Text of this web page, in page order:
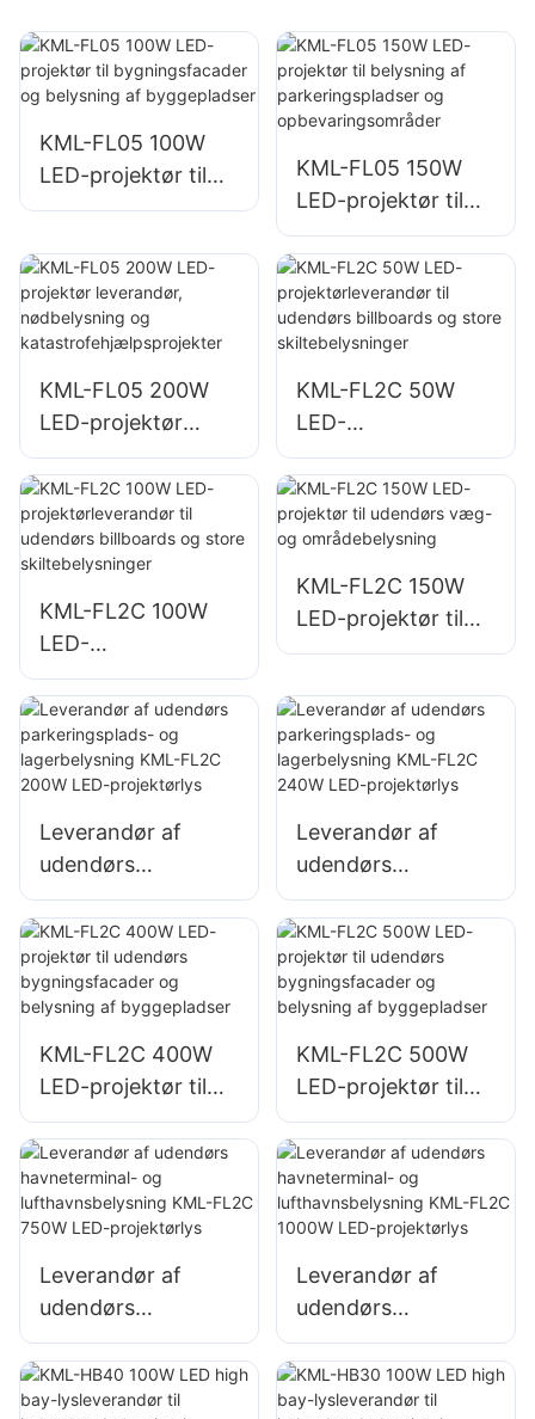
KML-FL05 100W
LED-projektør til
bygningsfacader
byggepladser
KML-FL05 150W
LED-projektør til
belysning af
parkeringspladser
og
opbevaringsområd
KML-FL05 200W
LED-projektør
leverandør,
nødbelysning og
katastrofehjælpspr
ojekter
KML-FL2C 50W
LED-
projektørleverandø
r til udendørs
billboards og store
skiltebelysninger
KML-FL2C 100W
LED-
projektørleverandø
r til udendørs
billboards og store
skiltebelysninger
KML-FL2C 150W
LED-projektør til
udendørs væg- og
Leverandør af
udendørs
parkeringsplads-
og lagerbelysning
KML-FL2C 200W
LED-projektørlys
Leverandør af
udendørs
parkeringsplads-
og lagerbelysning
KML-FL2C 240W
LED-projektørlys
KML-FL2C 400W
LED-projektør til
udendørs
bygningsfacader
og belysning af
byggepladser
KML-FL2C 500W
LED-projektør til
udendørs
bygningsfacader
og belysning af
byggepladser
Leverandør af
udendørs
havneterminal- og
lufthavnsbelysning
KML-FL2C 750W
Leverandør af
udendørs
havneterminal- og
lufthavnsbelysning
KML-FL2C 1000W